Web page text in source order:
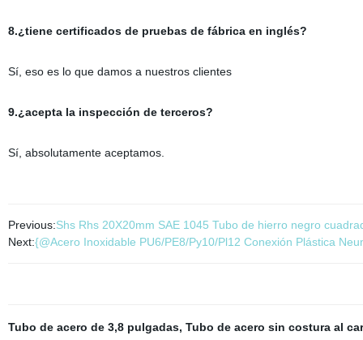
8.¿tiene certificados de pruebas de fábrica en inglés?
Sí, eso es lo que damos a nuestros clientes
9.¿acepta la inspección de terceros?
Sí, absolutamente aceptamos.
Previous:Shs Rhs 20X20mm SAE 1045 Tubo de hierro negro
Next:{@Acero Inoxidable PU6/PE8/Py10/Pl12 Conexión Plástica
Tubo de acero de 3,8 pulgadas, Tubo de acero sin costura al